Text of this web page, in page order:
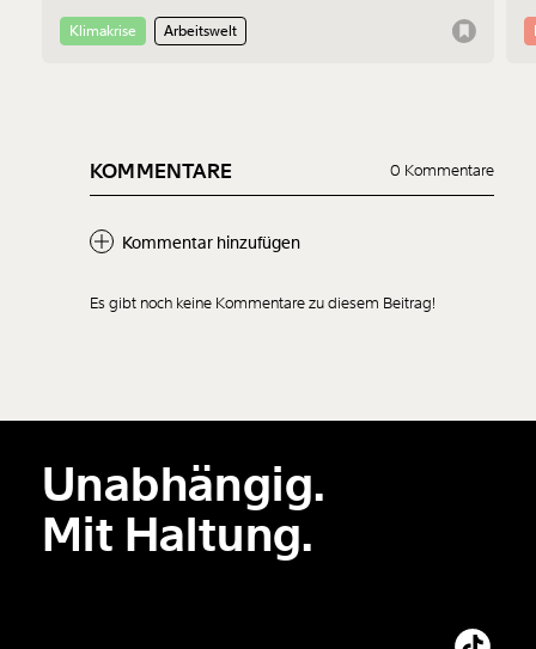
falsch.
Klimakrise Arbeitswelt
KOMMENTARE 0 Kommentare
Kommentar hinzufügen
Der Inhalt dieses Feldes wird nicht öffentlich zugänglich angezeigt.
Es gibt noch keine Kommentare zu diesem Beitrag!
Unabhängig.
Mit Haltung.